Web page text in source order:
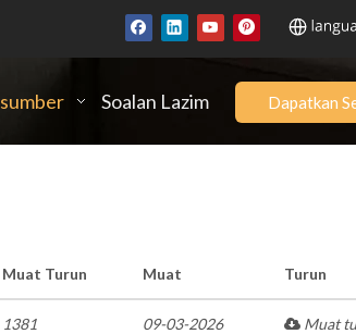
sumber Soalan Lazim Dapatkan
Harga
Muat Turun Muat Turun
1381 09-03-2026 Muat